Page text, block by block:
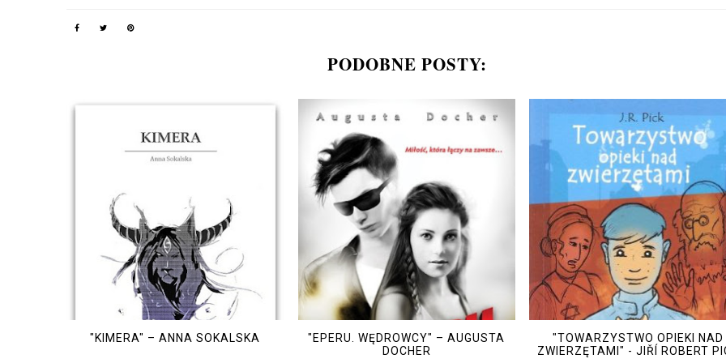
PODOBNE POSTY:
"KIMERA" – ANNA SOKALSKA
"EPERU. WĘDROWCY" – AUGUSTA
DOCHER
"TOWARZYSTWO OPIEKI NAD
ZWIERZĘTAMI" - JIŘÍ ROBERT